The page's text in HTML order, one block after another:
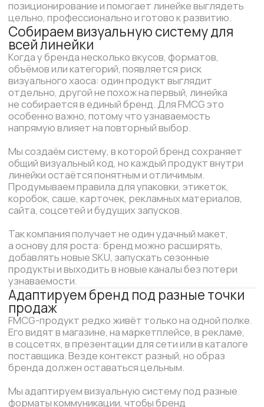
Так компания получает единый образ бренда
во всех точках контакта. Покупатель быстрее
узнаёт продукт, а партнёрам проще воспринимать
бренд как готовый к продажам и развитию.
Делаем бренд понятным для
покупателя и убедительным для
бизнеса
Для FMCG важно выглядеть убедительно не только
для покупателя, но и для рынка. Сети,
дистрибьюторы, маркетплейсы и партнёры
оценивают не только сам продукт, но и то,
насколько бренд собран, понятен и готов
к масштабированию.
Мы помогаем оформить бренд как полноценный
упаковкой, понятной системой и материалами,
которые можно использовать в продажах,
переговорах и запуске новых направлений.
В результате бренд воспринимается, как зрелая
система с потенциалом роста, расширения линейки
и выхода в новые каналы.
Дизайн-сопровождение
После запуска у бренда появляются новые задачи:
для выставки, оформить новый раздел сайта,
собрать коммерческое предложение,
адаптировать стиль под HR, продажи или новую
продуктовую линейку.
Мы сопровождаем бренд после запуска:
поддерживаем единый визуальный уровень,
развиваем сайт, готовим материалы для продаж,
тендеров, мероприятий и внутренних
коммуникаций — чтобы компания быстрее
закрывала текущие задачи, а бренд сохранял
цельность и спокойно рос вместе с бизнесом.
Подходящие услуги для FMCG
Брендинг Айдентика Упаковка
Сайты Коммуникация